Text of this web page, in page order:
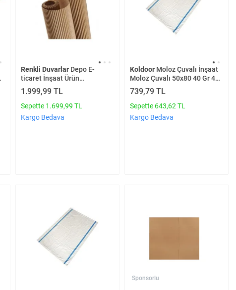
Renkli DuvarlarDepo E-
ticaret İnşaat Ürün
Paketleme Ambalaj Ürünü 1
Top 120cm X 25 Metre
Ondüle Karton 1 Adet
1.999,99 TL
Sepette 1.699,99 TL
Kargo Bedava
KoldoorMoloz Çuvalı İnşaat
Moloz Çuvalı 50x80 40 Gr 45
Adet
739,79 TL
Sepette 643,62 TL
Kargo Bedava
Sponsorlu